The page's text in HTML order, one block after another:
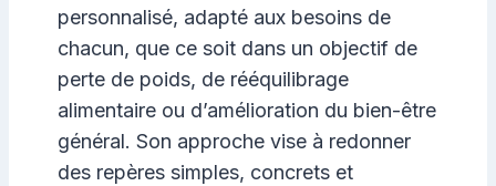
personnalisé, adapté aux besoins de
chacun, que ce soit dans un objectif de
perte de poids, de rééquilibrage
alimentaire ou d’amélioration du bien-être
général. Son approche vise à redonner
des repères simples, concrets et